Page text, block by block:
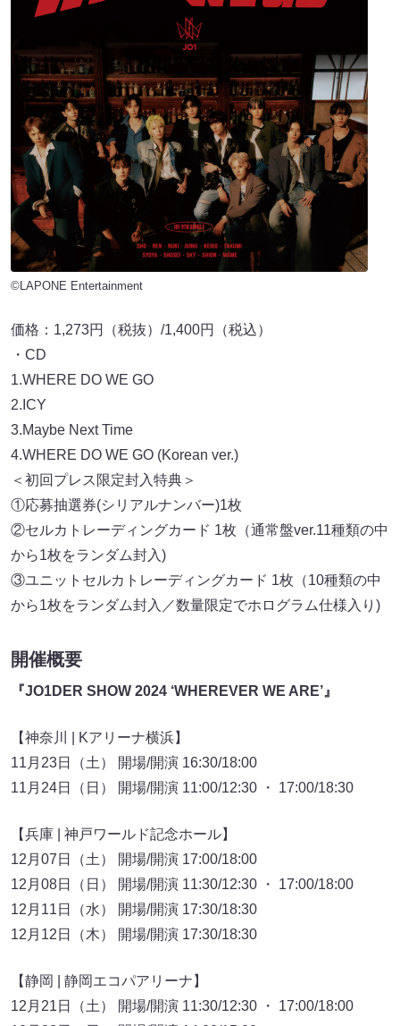
©LAPONE Entertainment
価格：1,273円（税抜）/1,400円（税込）
・CD
1.WHERE DO WE GO
2.ICY
3.Maybe Next Time
4.WHERE DO WE GO (Korean ver.)
＜初回プレス限定封入特典＞
①応募抽選券(シリアルナンバー)1枚
②セルカトレーディングカード 1枚（通常盤ver.11種類の中
から1枚をランダム封入)
③ユニットセルカトレーディングカード 1枚（10種類の中
から1枚をランダム封入／数量限定でホログラム仕様入り)
開催概要
『JO1DER SHOW 2024 ‘WHEREVER WE ARE’』
【神奈川 | Kアリーナ横浜】
11月23日（土） 開場/開演 16:30/18:00
11月24日（日） 開場/開演 11:00/12:30 ・ 17:00/18:30
【兵庫 | 神戸ワールド記念ホール】
12月07日（土） 開場/開演 17:00/18:00
12月08日（日） 開場/開演 11:30/12:30 ・ 17:00/18:00
12月11日（水） 開場/開演 17:30/18:30
12月12日（木） 開場/開演 17:30/18:30
【静岡 | 静岡エコパアリーナ】
12月21日（土） 開場/開演 11:30/12:30 ・ 17:00/18:00